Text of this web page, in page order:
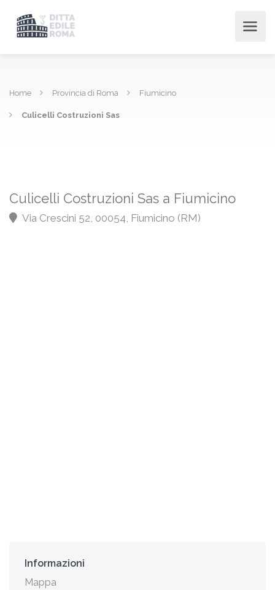
Home Provincia di Roma Fiumicino
Culicelli Costruzioni Sas
Culicelli Costruzioni Sas a Fiumicino
Via Crescini 52, 00054, Fiumicino (RM)
Informazioni
Mappa